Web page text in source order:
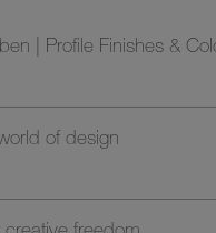
| Profile Finishes &
of design